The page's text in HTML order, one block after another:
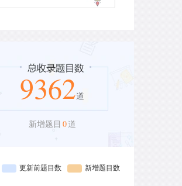
9362道
新增题目 0道